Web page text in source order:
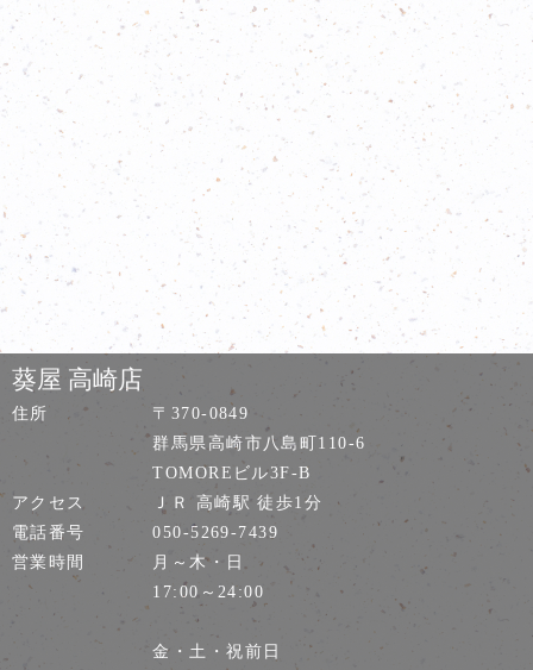
葵屋 高崎店
住所
〒370-0849
群馬県高崎市八島町110-6
TOMOREビル3F-B
アクセス
ＪＲ 高崎駅 徒歩1分
電話番号
050-5269-7439
営業時間
月～木・日
17:00～24:00
金・土・祝前日